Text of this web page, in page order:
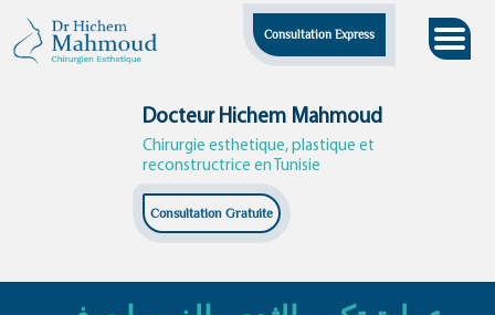
content
Consultation Express
Docteur Hichem Mahmoud
Chirurgie esthetique, plastique et
reconstructrice en Tunisie
Consultation Gratuite